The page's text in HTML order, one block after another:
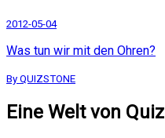
2012-05-04
Was tun wir mit den Ohren?
By QUIZSTONE
Eine Welt von Quiz